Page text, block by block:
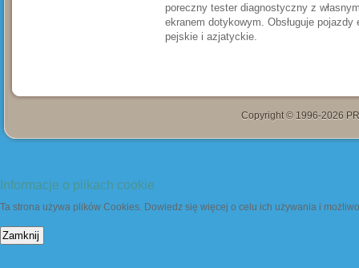
po­recz­ny tes­ter diag­nos­tycz­ny z
ek­ra­nem do­ty­ko­wym. Ob­słu­gu­je po­jaz­dy
pej­skie i az­ja­tyc­kie.
Copyright © 1996-2026
Informacje o plikach cookie
Ta strona używa plików Cookies. Dowiedz się więcej o celu ich używania i